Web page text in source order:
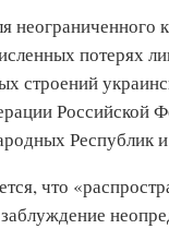
потерях
строений
Республик
что